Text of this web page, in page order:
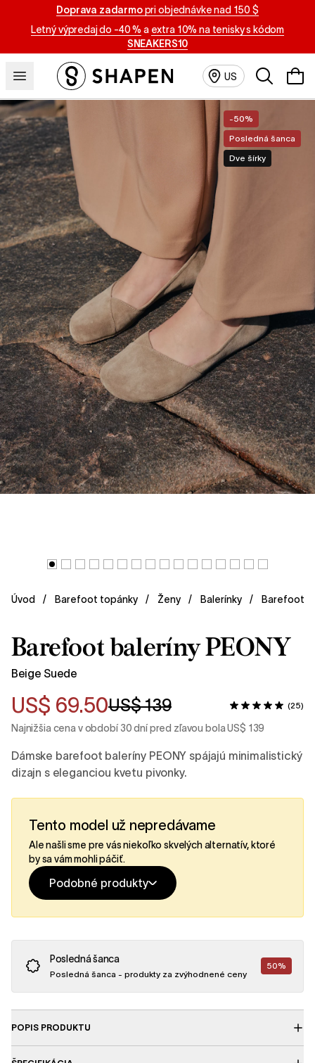
Doprava zadarmopri objednávke nad 150 $
Letný výpredaj do -40 % a extra 10% na tenisky s kódom
SNEAKERS10
US
-50%
Posledná šanca
Dve šírky
Úvod Barefoot topánky Ženy Balerínky Barefoot
Barefoot baleríny PEONY
Beige Suede
US$ 69.50US$ 139 (25)
Najnižšia cena v období 30 dní pred zľavou bola US$ 139
Dámske barefoot baleríny PEONY spájajú minimalistický
dizajn s eleganciou kvetu pivonky.
Tento model už nepredávame
Ale našli sme pre vás niekoľko skvelých alternatív, ktoré
by sa vám mohli páčiť.
Podobné produkty
Posledná šanca
Posledná šanca - produkty za zvýhodnené ceny
50%
POPIS PRODUKTU